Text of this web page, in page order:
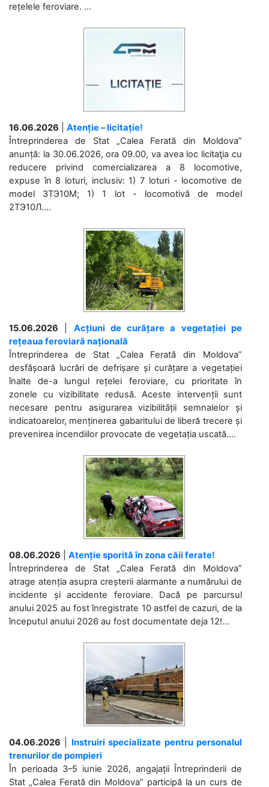
rețelele feroviare. ...
16.06.2026
Atenție – licitație!
Întreprinderea de Stat „Calea Ferată din Moldova”
anunță: la 30.06.2026, ora 09.00, va avea loc licitaţia cu
reducere privind comercializarea a 8 locomotive,
expuse în 8 loturi, inclusiv: 1) 7 loturi - locomotive de
model 3ТЭ10М; 1) 1 lot - locomotivă de model
2ТЭ10Л....
15.06.2026
Acțiuni de curățare a vegetației pe
rețeaua feroviară națională
Întreprinderea de Stat „Calea Ferată din Moldova”
desfășoară lucrări de defrișare și curățare a vegetației
înalte de-a lungul rețelei feroviare, cu prioritate în
zonele cu vizibilitate redusă. Aceste intervenții sunt
necesare pentru asigurarea vizibilității semnalelor și
indicatoarelor, menținerea gabaritului de liberă trecere și
prevenirea incendiilor provocate de vegetația uscată....
08.06.2026
Atenție sporită în zona căii ferate!
Întreprinderea de Stat „Calea Ferată din Moldova”
atrage atenția asupra creșterii alarmante a numărului de
incidente și accidente feroviare. Dacă pe parcursul
anului 2025 au fost înregistrate 10 astfel de cazuri, de la
începutul anului 2026 au fost documentate deja 12!...
04.06.2026
Instruiri specializate pentru personalul
trenurilor de pompieri
În perioada 3–5 iunie 2026, angajații Întreprinderii de
Stat „Calea Ferată din Moldova” participă la un curs de